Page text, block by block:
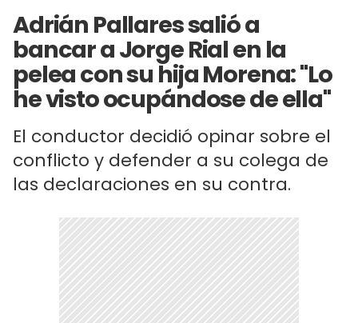
Adrián Pallares salió a
bancar a Jorge Rial en la
pelea con su hija Morena: "Lo
he visto ocupándose de ella"
El conductor decidió opinar sobre el
conflicto y defender a su colega de
las declaraciones en su contra.